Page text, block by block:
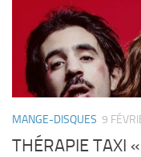
MANGE-DISQUES 9
THÉRAPIE TAXI